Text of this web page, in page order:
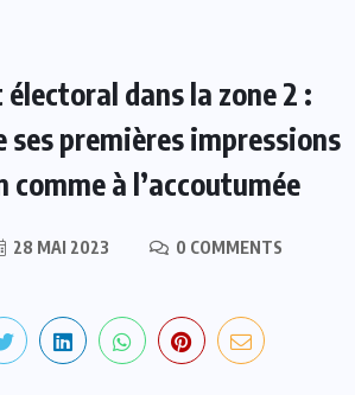
électoral dans la zone 2 :
ses premières impressions
comme à l’accoutumée
28 MAI 2023
0 COMMENTS